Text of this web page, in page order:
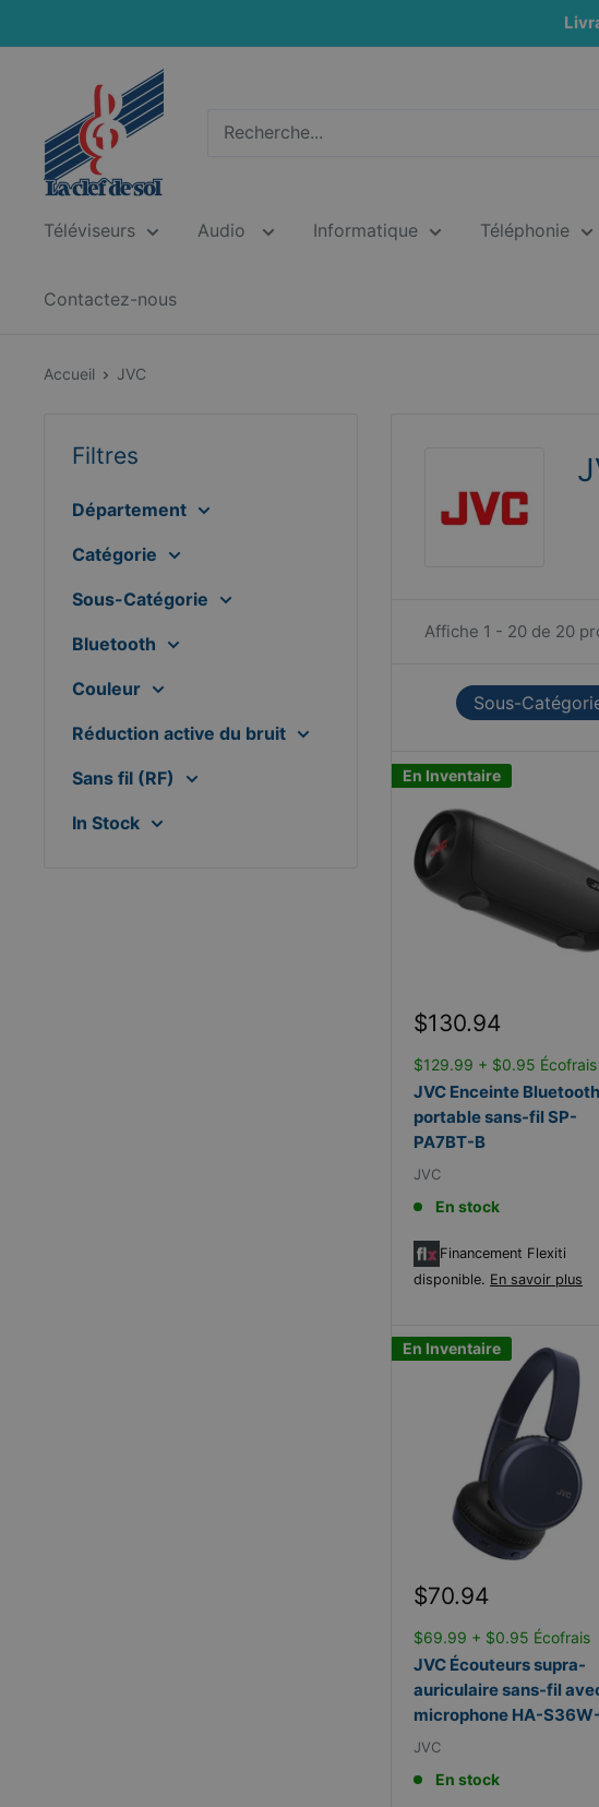
au
de
Sol
Téléviseurs Audio Informatique Téléphonie
Contactez-nous
Accueil JVC
Filtres
Département
Catégorie
Sous-Catégorie
Bluetooth
Couleur
Réduction active du bruit
Sans fil (RF)
In Stock
Affiche 1 - 20 de 20
Sous-
En Inventaire
Prix
$130.94
$129.99 + $0.95 Écofrais
JVC Enceinte Bluetooth
portable sans-fil SP-
PA7BT-B
JVC
En stock
Financement Flexiti
disponible. En savoir plus
En Inventaire
Prix
$70.94
$69.99 + $0.95 Écofrais
JVC Écouteurs supra-
auriculaire sans-fil
microphone HA-
JVC
En stock